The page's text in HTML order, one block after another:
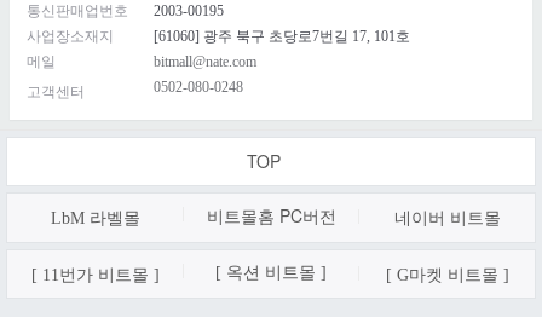
통신판매업번호
2003-00195
사업장소재지
[61060] 광주 북구 초당로7번길 17, 101호
메일
bitmall@nate.com
고객센터
0502-080-0248
TOP
LbM 라벨몰 비트몰홈 PC버전 네이버 비트몰
[ 11번가 비트몰 ] [ 옥션 비트몰 ] [ G마켓 비트몰 ]